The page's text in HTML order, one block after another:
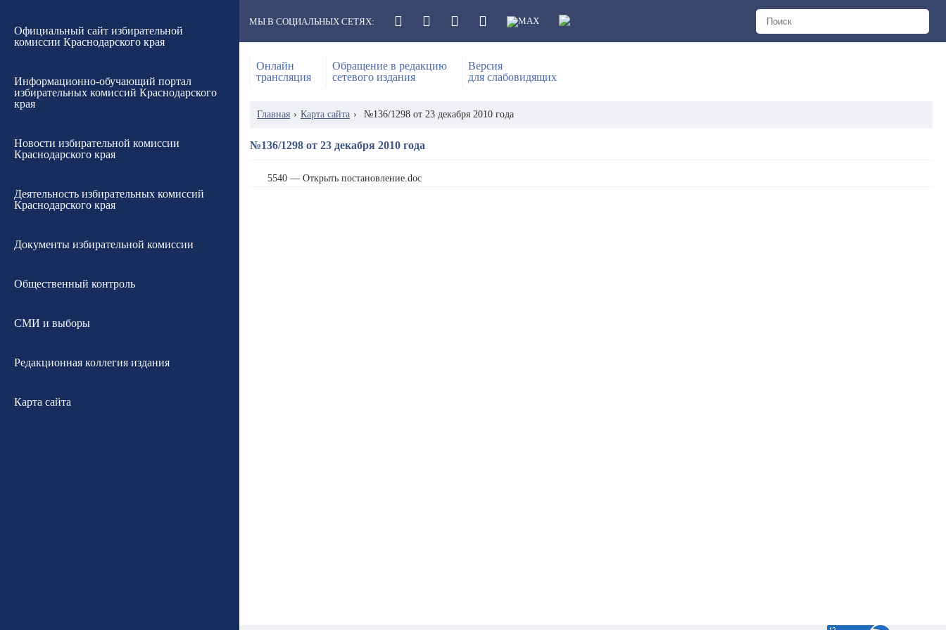
Официальный сайт избирательной
комиссии Краснодарского края
Информационно-обучающий портал
избирательных комиссий Краснодарского
края
Новости избирательной комиссии
Краснодарского края
Деятельность избирательных комиссий
Краснодарского края
Документы избирательной комиссии
Общественный контроль
СМИ и выборы
Редакционная коллегия издания
Карта сайта
МЫ В СОЦИАЛЬНЫХ СЕТЯХ:
Онлайн
трансляция
Обращение в редакцию
сетевого издания
Версия
для слабовидящих
Главная › Карта сайта › №136/1298 от 23 декабря 2010 года
№136/1298 от 23 декабря 2010 года
5540 — Открыть постановление.doc